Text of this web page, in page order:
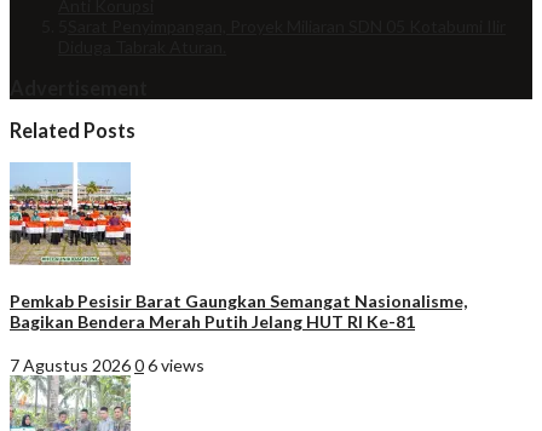
Related Posts
Pemkab Pesisir Barat Gaungkan Semangat Nasionalisme,
Bagikan Bendera Merah Putih Jelang HUT RI Ke-81
7 Agustus 202606 views